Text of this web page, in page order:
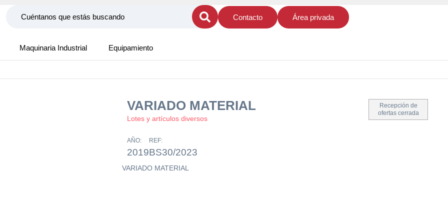
Contacto Área privada
Maquinaria Industrial Equipamiento
VARIADO MATERIAL
Lotes y artículos diversos
Recepción de
ofertas cerrada
AÑO:
2019
REF:
BS30/2023
VARIADO MATERIAL